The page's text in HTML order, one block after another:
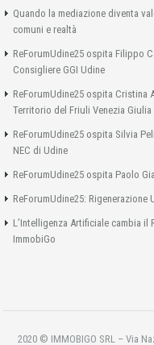
Quando la mediazione diventa
comuni e realtà
ReForumUdine25 ospita Filippo
Consigliere GGI Udine
ReForumUdine25 ospita Cristina
Territorio del Friuli Venezia Giulia
ReForumUdine25 ospita Silvia
NEC di Udine
ReForumUdine25 ospita Paolo
ReForumUdine25:
L’Intelligenza Artificiale cambia
ImmobiGo
2020 © IMMOBIGO SRL – Via